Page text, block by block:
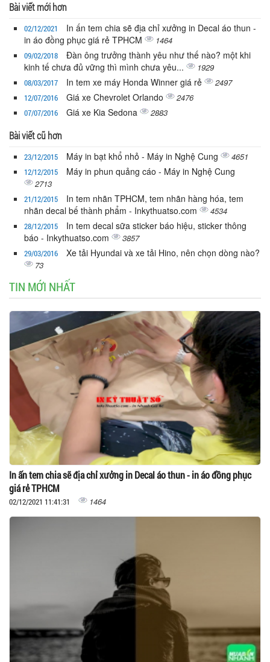
Bài viết mới hơn
02/12/2021
In ấn tem chia sẽ địa chỉ xưởng in Decal áo thun -
in áo đồng phục giá rẻ TPHCM
1464
09/02/2018
Đàn ông trưởng thành yêu như thế nào? một khi
kinh tế chưa đủ vững thì mình chưa yêu...
1929
08/03/2017 In tem xe máy Honda Winner giá rẻ 2497
12/07/2016 Giá xe Chevrolet Orlando 2476
07/07/2016 Giá xe Kia Sedona 2883
Bài viết cũ hơn
23/12/2015 Máy in bạt khổ nhỏ - Máy in Nghệ Cung 4651
12/12/2015 Máy in phun quảng cáo - Máy in Nghệ Cung
2713
21/12/2015
In tem nhãn TPHCM, tem nhãn hàng hóa, tem
nhãn decal bế thành phẩm - Inkythuatso.com
4534
28/12/2015
In tem decal sữa sticker báo hiệu, sticker thông
báo - Inkythuatso.com
3857
29/03/2016 Xe tải Hyundai và xe tải Hino, nên chọn dòng nào?
73
TIN MỚI NHẤT
In ấn tem chia sẽ địa chỉ xưởng in Decal áo thun - in áo đồng phục
giá rẻ TPHCM
02/12/2021 11:41:31 1464